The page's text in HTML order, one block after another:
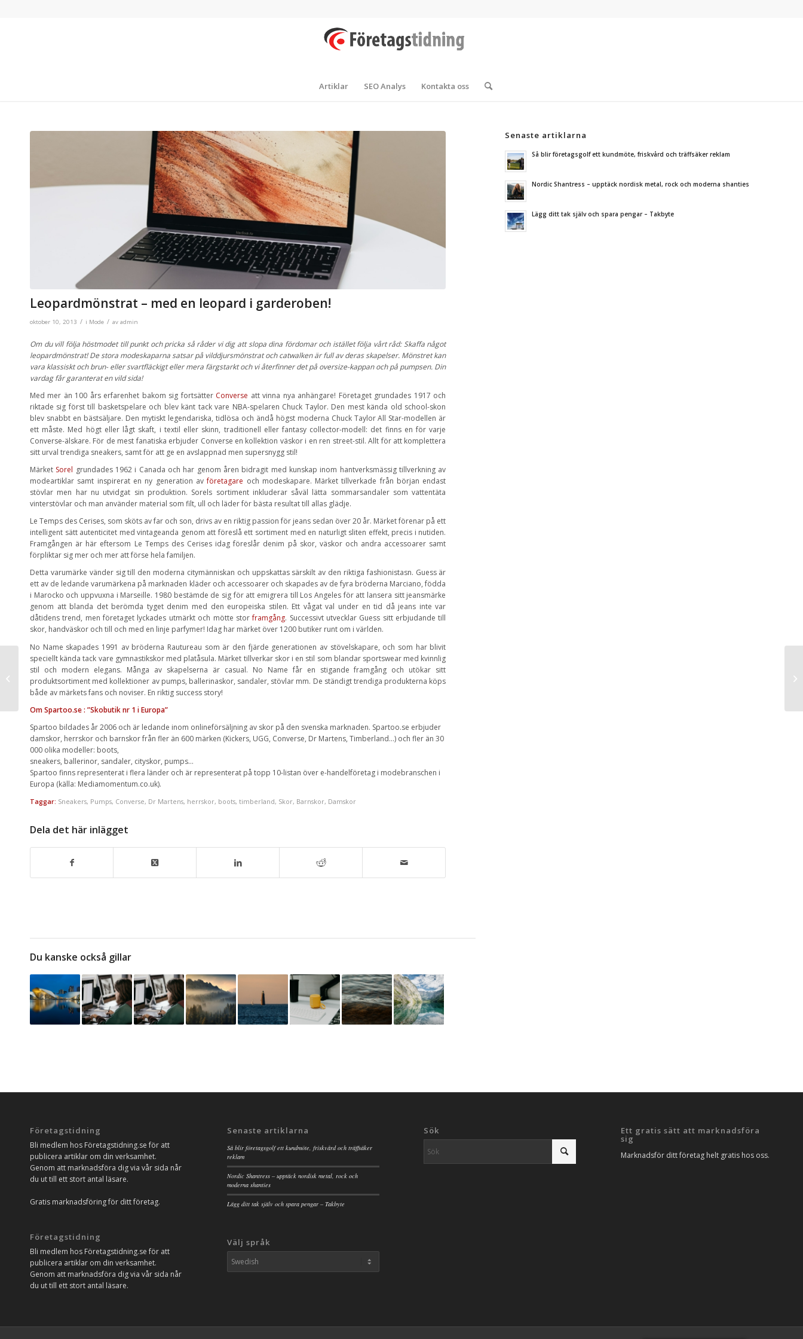
Artiklar SEO Analys Kontakta oss
Leopardmönstrat – med en leopard i garderoben!
oktober 10, 2013 / i Mode / av admin
Om du vill följa höstmodet till punkt och pricka så råder vi dig att slopa dina fördomar och istället följa vårt råd: Skaffa något
leopardmönstrat! De stora modeskaparna satsar på vilddjursmönstrat och catwalken är full av deras skapelser. Mönstret kan
vara klassiskt och brun- eller svartfläckigt eller mera färgstarkt och vi återfinner det på oversize-kappan och på pumpsen. Din
vardag får garanterat en vild sida!
Med mer än 100 års erfarenhet bakom sig fortsätter Converse att vinna nya anhängare! Företaget grundades 1917 och
riktade sig först till basketspelare och blev känt tack vare NBA-spelaren Chuck Taylor. Den mest kända old school-skon
blev snabbt en bästsäljare. Den mytiskt legendariska, tidlösa och ändå högst moderna Chuck Taylor All Star-modellen är
ett måste. Med högt eller lågt skaft, i textil eller skinn, traditionell eller fantasy collector-modell: det finns en för varje
Converse-älskare. För de mest fanatiska erbjuder Converse en kollektion väskor i en ren street-stil. Allt för att komplettera
sitt urval trendiga sneakers, samt för att ge en avslappnad men supersnygg stil!
Märket Sorel grundades 1962 i Canada och har genom åren bidragit med kunskap inom hantverksmässig tillverkning av
modeartiklar samt inspirerat en ny generation avföretagare och modeskapare. Märket tillverkade från början endast
stövlar men har nu utvidgat sin produktion. Sorels sortiment inkluderar såväl lätta sommarsandaler som vattentäta
vinterstövlar och man använder material som filt, ull och läder för bästa resultat till allas glädje.
Le Temps des Cerises, som sköts av far och son, drivs av en riktig passion för jeans sedan över 20 år. Märket förenar på ett
intelligent sätt autenticitet med vintageanda genom att föreslå ett sortiment med en naturligt sliten effekt, precis i nutiden.
Framgången är här eftersom Le Temps des Cerises idag föreslår denim på skor, väskor och andra accessoarer samt
förpliktar sig mer och mer att förse hela familjen.
Detta varumärke vänder sig till den moderna citymänniskan och uppskattas särskilt av den riktiga fashionistasn. Guess är
ett av de ledande varumärkena på marknaden kläder och accessoarer och skapades av de fyra bröderna Marciano, födda
i Marocko och uppvuxna i Marseille. 1980 bestämde de sig för att emigrera till Los Angeles för att lansera sitt jeansmärke
genom att blanda det berömda tyget denim med den europeiska stilen. Ett vågat val under en tid då jeans inte var
dåtidens trend, men företaget lyckades utmärkt och mötte storframgång. Successivt utvecklar Guess sitt erbjudande till
skor, handväskor och till och med en linje parfymer! Idag har märket över 1200 butiker runt om i världen.
No Name skapades 1991 av bröderna Rautureau som är den fjärde generationen av stövelskapare, och som har blivit
speciellt kända tack vare gymnastikskor med platåsula. Märket tillverkar skor i en stil som blandar sportswear med kvinnlig
stil och modern elegans. Många av skapelserna är casual. No Name får en stigande framgång och utökar sitt
produktsortiment med kollektioner av pumps, ballerinaskor, sandaler, stövlar mm. De ständigt trendiga produkterna köps
både av märkets fans och noviser. En riktig success story!
Om Spartoo.se : ”Skobutik nr 1 i Europa”
Spartoo bildades år 2006 och är ledande inom onlineförsäljning av skor på den svenska marknaden. Spartoo.se erbjuder
damskor, herrskor och barnskor från fler än 600 märken (Kickers, UGG, Converse, Dr Martens, Timberland…) och fler än 30
000 olika modeller: boots,
sneakers, ballerinor, sandaler, cityskor, pumps…
Spartoo finns representerat i flera länder och är representerat på topp 10-listan över e-handelföretag i modebranschen i
Europa (källa: Mediamomentum.co.uk).
Taggar: Sneakers, Pumps, Converse, Dr Martens, herrskor, boots, timberland, Skor, Barnskor, Damskor
Dela det här inlägget
Du kanske också gillar
Senaste artiklarna
Så blir företagsgolf ett kundmöte, friskvård och träffsäker reklam
Nordic Shantress – upptäck nordisk metal, rock och moderna shanties
Lägg ditt tak själv och spara pengar – Takbyte
Företagstidning
Bli medlem hos Företagstidning.se för att
publicera artiklar om din verksamhet.
Genom att marknadsföra dig via vår sida når
du ut till ett stort antal läsare.
Gratis marknadsföring för ditt företag.
Företagstidning
Bli medlem hos Företagstidning.se för att
publicera artiklar om din verksamhet.
Genom att marknadsföra dig via vår sida når
du ut till ett stort antal läsare.
Senaste artiklarna
Så blir företagsgolf ett kundmöte, friskvård och träffsäker
reklam
Nordic Shantress – upptäck nordisk metal, rock och
moderna shanties
Lägg ditt tak själv och spara pengar – Takbyte
Välj språk
Sök Ett gratis sätt att marknadsföra
sig
Marknadsför ditt företag helt gratis hos oss.
Va’ kul att det regnar –
på med
gummistövlarna!